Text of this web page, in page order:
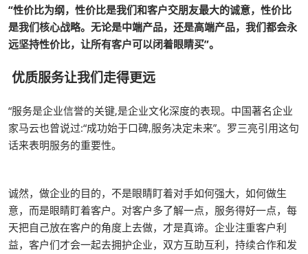
“性价比为纲，性价比是我们和客户交朋友最大的诚意，性价比
是我们核心战略。无论是中端产品，还是高端产品，我们都会永
远坚持性价比，让所有客户可以闭着眼睛买”。
优质服务让我们走得更远
“服务是企业信誉的关键,是企业文化深度的表现。中国著名企业
家马云也曾说过:“成功始于口碑,服务决定未来”。罗三亮引用这句
话来表明服务的重要性。
诚然，做企业的目的，不是眼睛盯着对手如何强大，如何做生
意，而是眼睛盯着客户。对客户多了解一点，服务得好一点，每
天把自己放在客户的角度上去做，才是真谛。企业注重客户利
益，客户们才会一起去拥护企业，双方互助互利，持续合作和发